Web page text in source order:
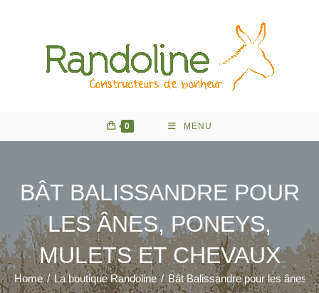
0 MENU
BÂT BALISSANDRE POUR
LES ÂNES, PONEYS,
MULETS ET CHEVAUX
Home / La boutique Randoline / Bât Balissandre pour les ânes,